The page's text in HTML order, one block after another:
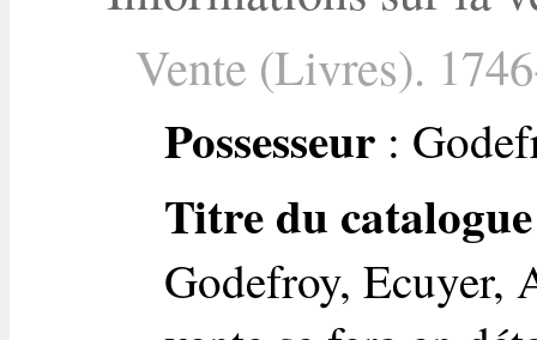
Vente (Livres).
Possesseur :
Titre du catalogue
Godefroy, Ecuyer,